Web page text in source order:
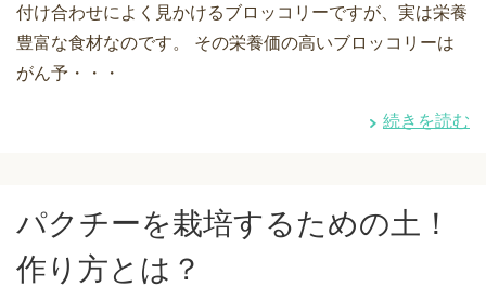
付け合わせによく見かけるブロッコリーですが、実は栄養
豊富な食材なのです。 その栄養価の高いブロッコリーは
がん予・・・
続きを読む
パクチーを栽培するための土！
作り方とは？